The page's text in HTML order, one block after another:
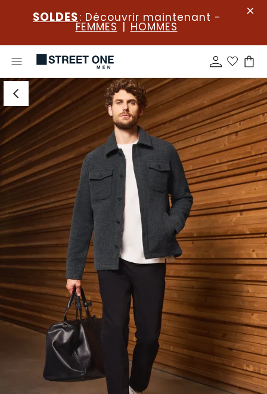
SOLDES: Découvrir maintenant -
FEMMES | HOMMES